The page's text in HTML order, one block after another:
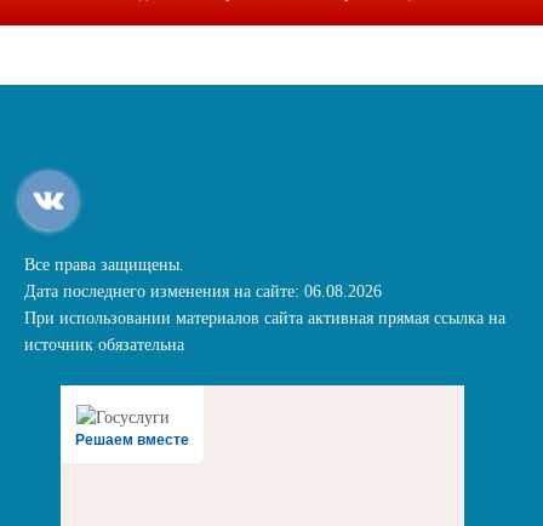
Все права защищены.
Дата последнего изменения на сайте: 06.08.2026
При использовании материалов сайта активная прямая ссылка на
источник обязательна
Решаем вместе